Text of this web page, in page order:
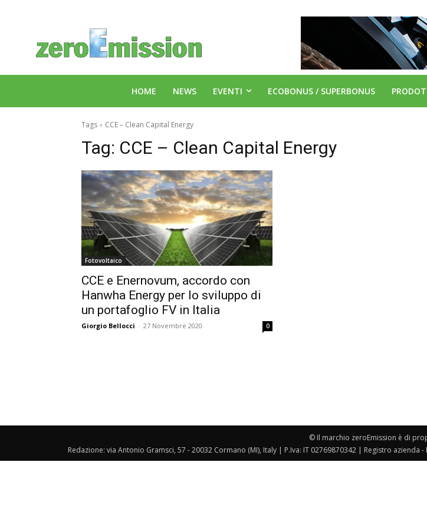
HOME NEWS EVENTI ECOBONUS / SUPERBONUS
Tags CCE – Clean Capital Energy
Tag: CCE – Clean Capital Energy
Fotovoltaico
CCE e Enernovum, accordo con
Hanwha Energy per lo sviluppo di
un portafoglio FV in Italia
Giorgio Bellocci - 27 Novembre 2020 0
© Il marchio zeroEmission è di
Redazione: via Antonio Gramsci, 57 - 20032 Cormano (MI), Italy | P.Iva: IT 02769870342 | Registro azienda